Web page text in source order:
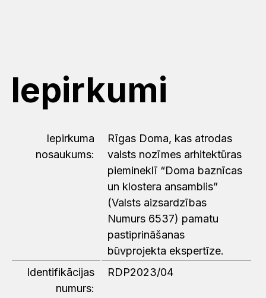
Iepirkumi
Iepirkuma
nosaukums:
Rīgas Doma, kas atrodas
valsts nozīmes arhitektūras
piemineklī “Doma baznīcas
un klostera ansamblis”
(Valsts aizsardzības
Numurs 6537) pamatu
pastiprināšanas
būvprojekta ekspertīze.
Identifikācijas
numurs:
RDP2023/04